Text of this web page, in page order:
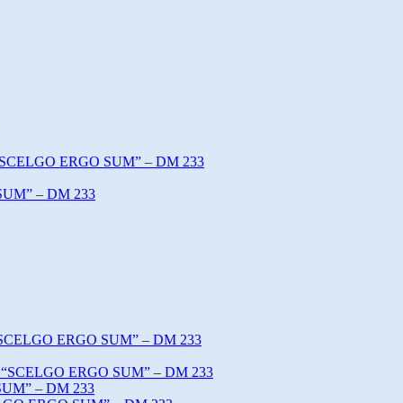
ERGO SUM” – DM 233
– DM 233
ERGO SUM” – DM 233
ERGO SUM” – DM 233
– DM 233